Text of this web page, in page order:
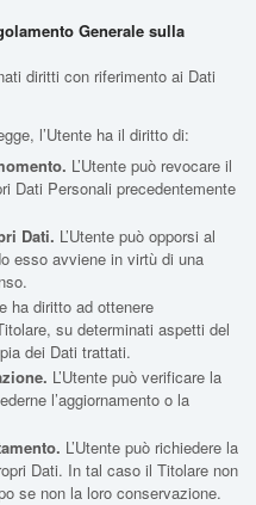
Generale sulla
diritti con riferimento ai Dati
l’Utente ha il diritto di:
L’Utente può revocare il
Dati Personali precedentemente
Dati. L’Utente può opporsi al
esso avviene in virtù di una
ha diritto ad ottenere
su determinati aspetti del
dei Dati trattati.
L’Utente può verificare la
l’aggiornamento o la
L’Utente può richiedere la
Dati. In tal caso il Titolare non
se non la loro conservazione.